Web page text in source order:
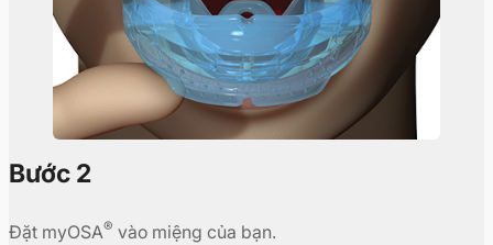
Bước 2
Đặt myOSA® vào miệng của bạn.